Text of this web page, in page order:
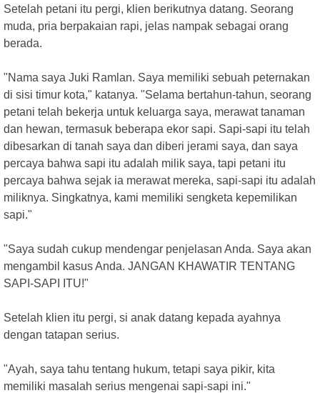
Setelah petani itu pergi, klien berikutnya datang. Seorang
muda, pria berpakaian rapi, jelas nampak sebagai orang
berada.
"Nama saya Juki Ramlan. Saya memiliki sebuah peternakan
di sisi timur kota," katanya. "Selama bertahun-tahun, seorang
petani telah bekerja untuk keluarga saya, merawat tanaman
dan hewan, termasuk beberapa ekor sapi. Sapi-sapi itu telah
dibesarkan di tanah saya dan diberi jerami saya, dan saya
percaya bahwa sapi itu adalah milik saya, tapi petani itu
percaya bahwa sejak ia merawat mereka, sapi-sapi itu adalah
miliknya. Singkatnya, kami memiliki sengketa kepemilikan
sapi."
"Saya sudah cukup mendengar penjelasan Anda. Saya akan
mengambil kasus Anda. JANGAN KHAWATIR TENTANG
SAPI-SAPI ITU!"
Setelah klien itu pergi, si anak datang kepada ayahnya
dengan tatapan serius.
"Ayah, saya tahu tentang hukum, tetapi saya pikir, kita
memiliki masalah serius mengenai sapi-sapi ini."